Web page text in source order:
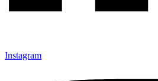
Instagram